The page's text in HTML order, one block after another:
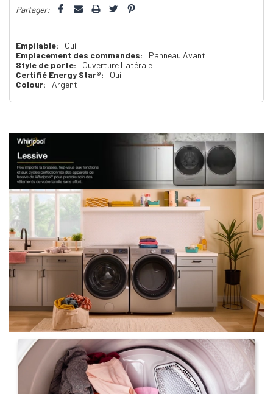
Partager:
Empilable:
Oui
Emplacement des commandes:
Panneau Avant
Style de porte:
Ouverture Latérale
Certifié Energy Star®:
Oui
Colour:
Argent